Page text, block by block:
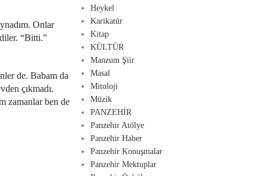
Onlar
“Bitti.”
de. Babam da
çıkmadı.
zamanlar ben de
Heykel
Karikatür
Kitap
KÜLTÜR
Manzum Şiir
Masal
Mitoloji
Müzik
PANZEHİR
Panzehir Atölye
Panzehir Haber
Panzehir Konuşmalar
Panzehir Mektuplar